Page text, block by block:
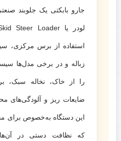
جارو بابکتی یک جلوبند
استفاده از برس مرکزی،
زباله و در برخی مدل‌ها
را از خاک، نخاله سبک،
ضایعات ریز و آلودگی‌های
این دستگاه به‌خصوص برای
که نظافت دستی در آن‌ها